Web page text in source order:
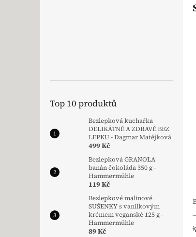
Top 10 produktů
Bezlepková kuchařka
DELIKÁTNĚ A ZDRAVĚ BEZ
LEPKU - Dagmar Matějková
499 Kč
Bezlepková GRANOLA
banán čokoláda 350 g -
Hammermühle
119 Kč
Bezlepkové malinové
SUŠENKY s vanilkovým
krémem veganské 125 g -
Hammermühle
89 Kč